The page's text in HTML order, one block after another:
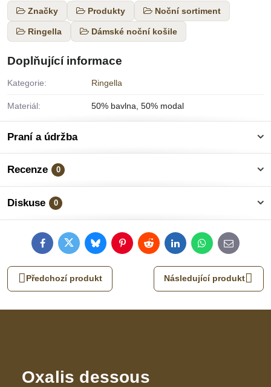
Značky Produkty Noční sortiment
Ringella Dámské noční košile
Doplňující informace
Kategorie: Ringella
Materiál: 50% bavlna, 50% modal
Praní a údržba
Recenze 0
Diskuse 0
FacebookTwitterBlueskyPinterestRedditLinkedInWhatsApp
E-
mail
Předchozí produkt Následující produkt
Oxalis dessous